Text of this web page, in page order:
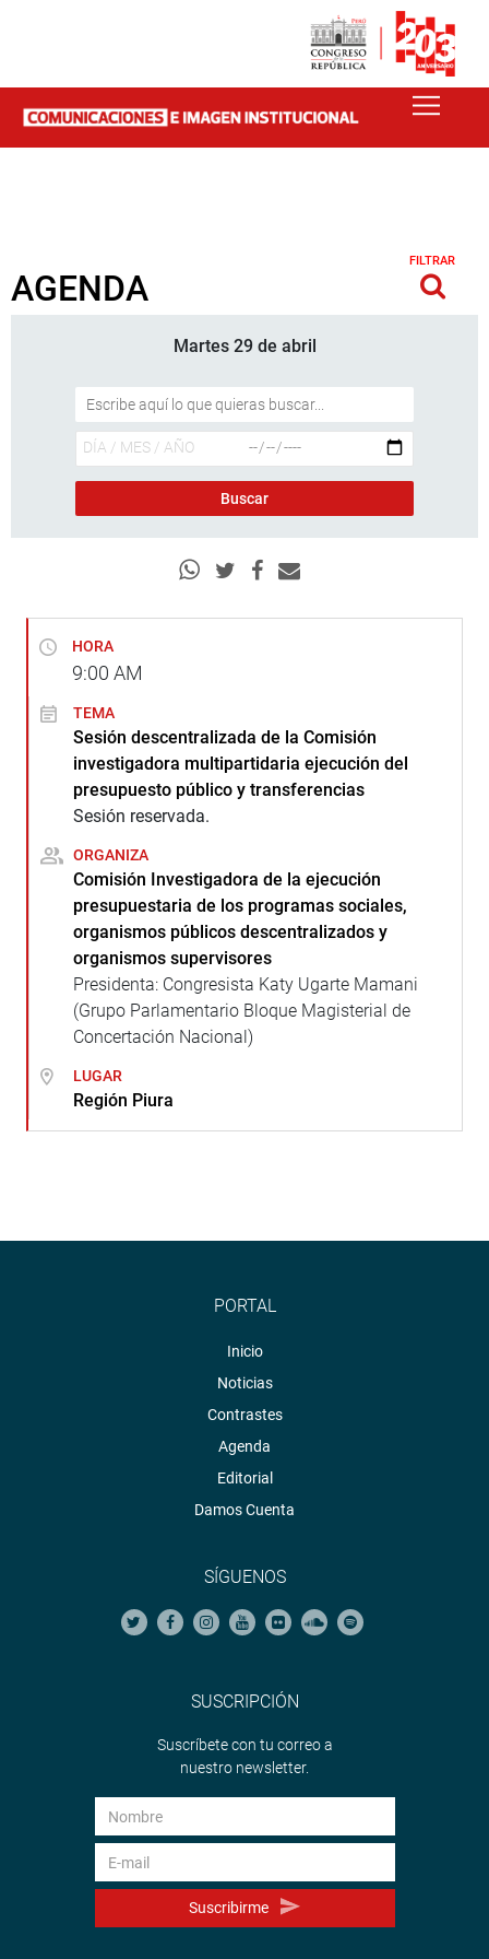
AGENDA
FILTRAR
Martes 29 de abril
HORA
9:00 AM
TEMA
Sesión descentralizada de la Comisión
investigadora multipartidaria ejecución del
presupuesto público y transferencias
Sesión reservada.
ORGANIZA
Comisión Investigadora de la ejecución
presupuestaria de los programas sociales,
organismos públicos descentralizados y
organismos supervisores
Presidenta: Congresista Katy Ugarte Mamani
(Grupo Parlamentario Bloque Magisterial de
Concertación Nacional)
LUGAR
Región Piura
PORTAL
Inicio
Noticias
Contrastes
Agenda
Editorial
Damos Cuenta
SÍGUENOS
SUSCRIPCIÓN
Suscríbete con tu correo a
nuestro newsletter.
Suscribirme